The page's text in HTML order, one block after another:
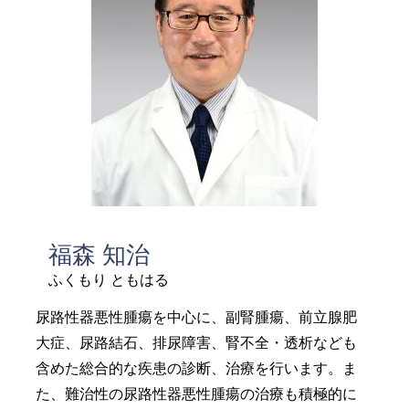
福森 知治
ふくもり ともはる
尿路性器悪性腫瘍を中心に、副腎腫瘍、前立腺肥
大症、尿路結石、排尿障害、腎不全・透析なども
含めた総合的な疾患の診断、治療を行います。ま
た、難治性の尿路性器悪性腫瘍の治療も積極的に